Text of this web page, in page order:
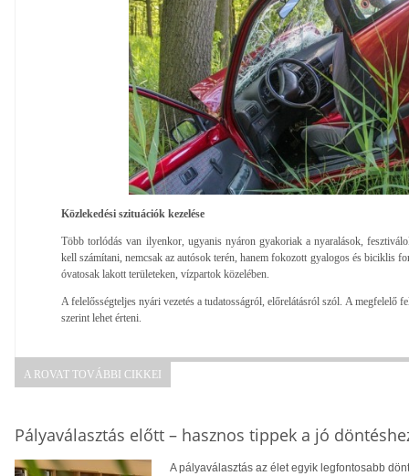
Közlekedési szituációk kezelése
Több torlódás van ilyenkor, ugyanis nyáron gyakoriak a nyaralások,
kell számítani, nemcsak az autósok terén, hanem fokozott gyalogos és biciklis
óvatosak lakott területeken, vízpartok közelében.
A felelősségteljes nyári vezetés a tudatosságról, előrelátásról szól. A megfelelő
szerint lehet érteni.
A ROVAT TOVÁBBI CIKKEI
Pályaválasztás előtt – hasznos tippek a jó
A pályaválasztás az élet egyik legfontosabb